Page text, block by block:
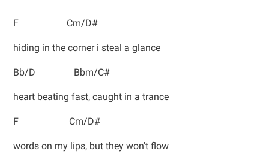
F Cm/D#
hiding in the corner i steal a glance
Bb/D Bbm/C#
heart beating fast, caught in a trance
F Cm/D#
words on my lips, but they won't flow